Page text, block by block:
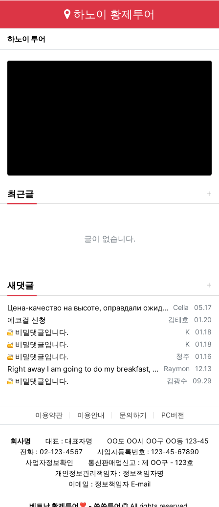
하노이 황제투어
하노이 투어
최근글
글이 없습니다.
새댓글
등록자
Celia 등록일
05.17
Цена-качество на высоте, оправдали ожидания https://vpncheburnet.top/
등록자
김태호 등록일
01.20
에코걸 신청
등록자
K 등록일
01.18
비밀댓글입니다.
등록자
K 등록일
01.18
비밀댓글입니다.
등록자
청주 등록일
01.16
비밀댓글입니다.
등록자
Raymon 등록일
12.13
Right away I am going to do my breakfast, once having my breakfast coming yet ag…
등록자
김광수 등록일
09.29
비밀댓글입니다.
이용약관 이용안내 문의하기 PC버전
회사명 대표 : 대표자명
OO도 OO시 OO구 OO동 123-45
전화 : 02-123-4567
사업자등록번호 : 123-45-67890
사업자정보확인
통신판매업신고 : 제 OO구 - 123호
개인정보관리책임자 : 정보책임자명
이메일 : 정보책임자 E-mail